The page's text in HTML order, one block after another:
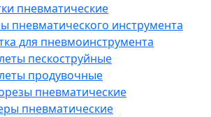
пневматические
пневматического инструмента
для пневмоинструмента
пескоструйные
продувочные
пневматические
пневматические